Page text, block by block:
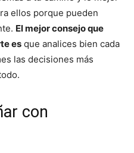
ellos porque pueden
El mejor consejo que
es que analices bien cada
las decisiones más
con